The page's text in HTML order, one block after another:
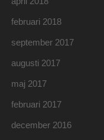
februari 2018
september 2017
augusti 2017
maj 2017
februari 2017
december 2016